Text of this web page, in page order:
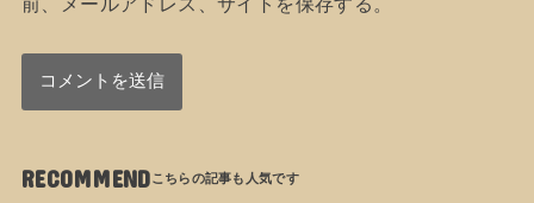
RECOMMEND